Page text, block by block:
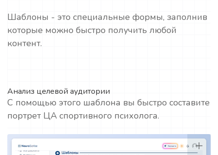
Шаблоны - это специальные формы, заполнив
которые можно быстро получить любой
контент.
Анализ целевой аудитории
С помощью этого шаблона вы быстро составите
портрет ЦА спортивного психолога.